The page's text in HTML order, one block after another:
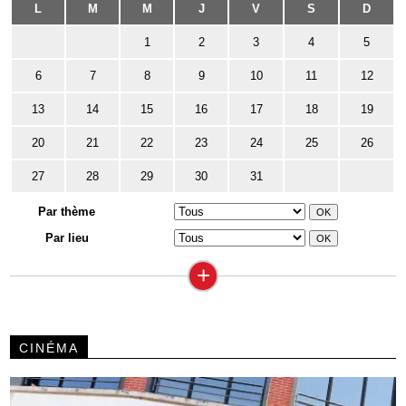
L M M J V S D
1 2 3 4 5
6 7 8 9 10 11 12
13 14 15 16 17 18 19
20 21 22 23 24 25 26
27 28 29 30 31
Par thème
Par lieu
+
CINÉMA